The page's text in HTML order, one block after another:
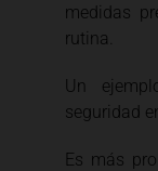
medidas
rutina.
Un
seguridad
Es más